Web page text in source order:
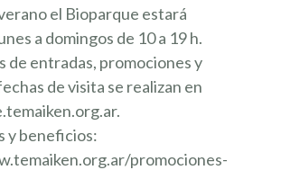
el Bioparque estará
a domingos de 10 a 19 h.
de entradas, promociones y
de visita se realizan en
y beneficios:
promociones-